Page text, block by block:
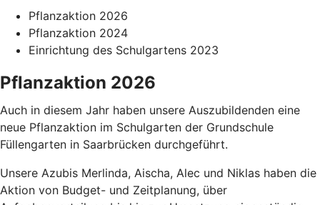
Pflanzaktion 2026
Pflanzaktion 2024
Einrichtung des Schulgartens 2023
Pflanzaktion 2026
Auch in diesem Jahr haben unsere Auszubildenden eine
neue Pflanzaktion im Schulgarten der Grundschule
Füllengarten in Saarbrücken durchgeführt.
Unsere Azubis Merlinda, Aischa, Alec und Niklas haben die
Aktion von Budget- und Zeitplanung, über